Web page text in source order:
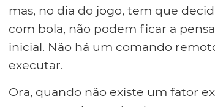
mas, no dia do jogo, tem que
com bola, não podem ficar a
inicial. Não há um comando
executar.
Ora, quando não existe um fator